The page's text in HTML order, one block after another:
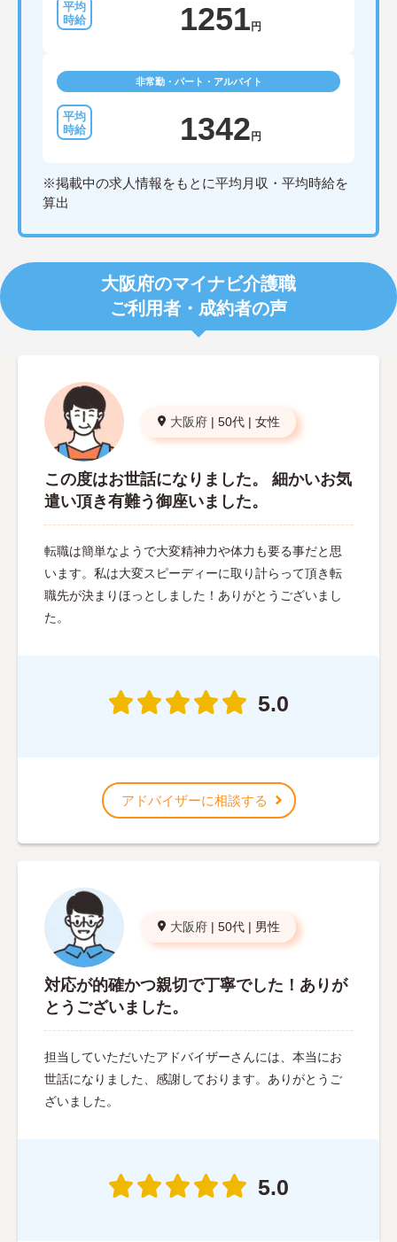
1251 円
非常勤・パート・アルバイト
1342 円
※掲載中の求人情報をもとに平均月収・平均時給を
算出
大阪府のマイナビ介護職
ご利用者・成約者の声
大阪府 | 50代 | 女性
この度はお世話になりました。 細かいお気
遣い頂き有難う御座いました。
転職は簡単なようで大変精神力や体力も要る事だと思
います。私は大変スピーディーに取り計らって頂き転
職先が決まりほっとしました！ありがとうございまし
た。
5.0
アドバイザーに相談する
大阪府 | 50代 | 男性
対応が的確かつ親切で丁寧でした！ありが
とうございました。
担当していただいたアドバイザーさんには、本当にお
世話になりました、感謝しております。ありがとうご
ざいました。
5.0